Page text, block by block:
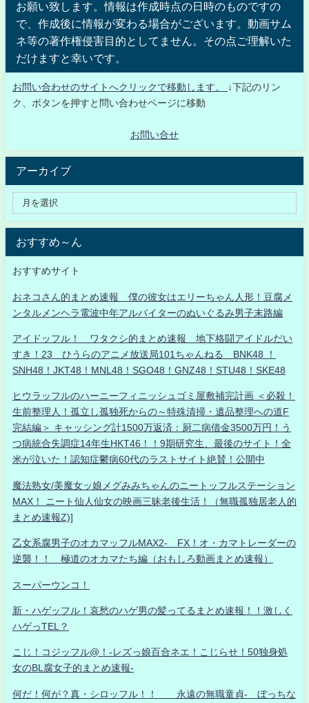
お願い致します。情報は作成時点の日時のものですの
で、作成後に情報が変わる場合がございます。動画サム
ネ等の著作権侵害目的としてません。その点ご理解いた
だけますと幸いです。
お問い合わせのサイトへクリックで移動します。
↓下記のリン
ク、ボタンを押すと問い合わせページに移動
お問い合せ
アーカイブ
おすすめ～ん
おすすめサイト
おネコさん的まとめ速報 僕の彼女はエリーちゃん人形！豆腐メ
ンタルメンヘラ電波中年アルバイターのぬいぐるみ男子末路編
アイドッフル！ ワタクシ的まとめ速報 地下格闘アイドルだい
すき！23 ひうらのアニメ放送局101ちゃんねる BNK48 ！
SNH48！JKT48！MNL48！SGO48！GNZ48！STU48！SKE48
ヒウラッフルのハーニーフィニッシュゴミ屋敷補完計画 ＜必殺！
生前整理人！孤立し孤独死からの～特殊清掃・遺品整理への道F
完結編＞ キャッシング計1500万返済：厨二病借金3500万円！う
つ病統合失調症14年生HKT46！！9期研究生、最後のサイト！全
米が泣いた！認知症鬱病60代のラストサイト絶賛！公開中
魔法熟女/美魔女ッ娘メグみみちゃんのニートッフルステーション
MAX！ ニート仙人仙女の映画三昧老後生活！（無職孤独居老人的
まとめ速報Z)]
乙女系腐男子のオカマッフルMAX2- FX！オ・カマトレーダーの
逆襲！！ 極道のオカマたち編（おもしろ動画まとめ速報）
スーパーウンコ！
新・ハゲッフル！哀愁のハゲ男の髪ってるまとめ速報！！激しく
ハゲっTEL？
こじ！コジッフル@！-レズっ娘百合ネエ！こじらせ！50独身処
女のBL腐女子的まとめ速報-
何だ！何が？真・シロッフル！！ 永遠の無職童貞- ぼっちな